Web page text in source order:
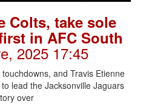
Colts, take sole
in AFC South
2025 17:45
and Travis Etienne
lead the Jacksonville Jaguars
over